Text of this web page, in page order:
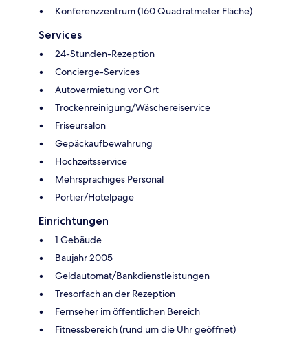
Konferenzzentrum (160 Quadratmeter Fläche)
Services
24-Stunden-Rezeption
Concierge-Services
Autovermietung vor Ort
Trockenreinigung/Wäschereiservice
Friseursalon
Gepäckaufbewahrung
Hochzeitsservice
Mehrsprachiges Personal
Portier/Hotelpage
Einrichtungen
1 Gebäude
Baujahr 2005
Geldautomat/Bankdienstleistungen
Tresorfach an der Rezeption
Fernseher im öffentlichen Bereich
Fitnessbereich (rund um die Uhr geöffnet)